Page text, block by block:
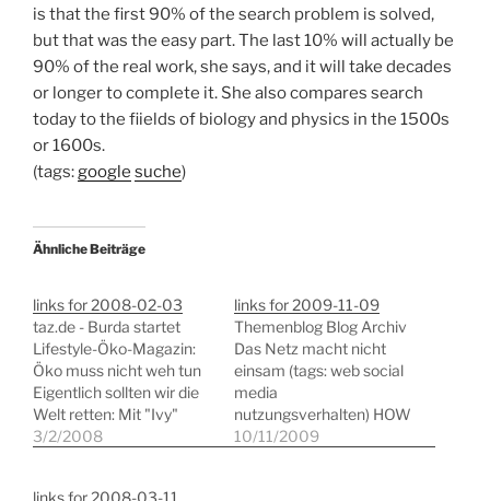
is that the first 90% of the search problem is solved,
but that was the easy part. The last 10% will actually be
90% of the real work, she says, and it will take decades
or longer to complete it. She also compares search
today to the fiields of biology and physics in the 1500s
or 1600s.
(tags:google suche)
Ähnliche Beiträge
links for 2008-02-03
taz.de - Burda startet
Lifestyle-Öko-Magazin:
Öko muss nicht weh tun
Eigentlich sollten wir die
Welt retten: Mit "Ivy"
testet der Burda-Verlag
3/2/2008
links for 2009-11-09
Themenblog Blog Archiv
Das Netz macht nicht
einsam (tags: web social
media
nutzungsverhalten) HOW
TO: Use Public Domain
10/11/2009
links for 2008-03-11